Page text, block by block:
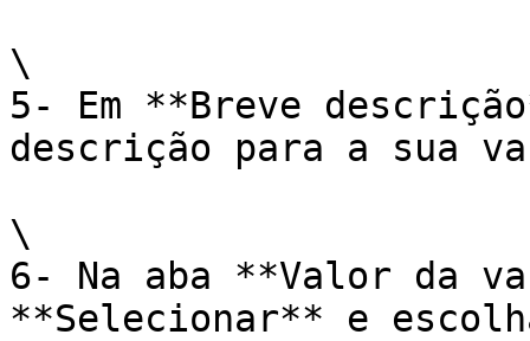
\
5- Em **Breve
descrição para a sua
\
6- Na aba **Valor da
**Selecionar** e